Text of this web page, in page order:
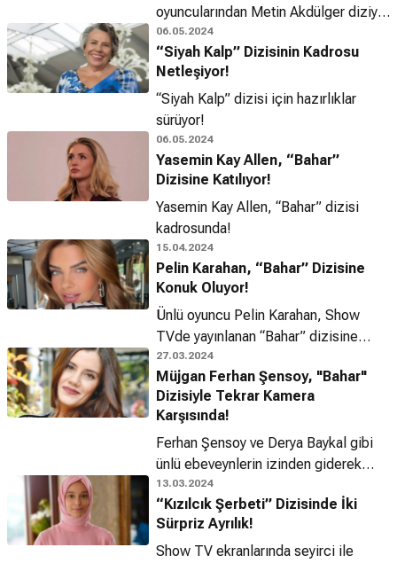
oyuncularından Metin Akdülger diziye
veda ediyor.
06.05.2024
“Siyah Kalp” Dizisinin Kadrosu
Netleşiyor!
“Siyah Kalp” dizisi için hazırlıklar
sürüyor!
06.05.2024
Yasemin Kay Allen, “Bahar”
Dizisine Katılıyor!
Yasemin Kay Allen, “Bahar” dizisi
kadrosunda!
15.04.2024
Pelin Karahan, “Bahar” Dizisine
Konuk Oluyor!
Ünlü oyuncu Pelin Karahan, Show
TVde yayınlanan “Bahar” dizisine
konuk olacak!
27.03.2024
Müjgan Ferhan Şensoy, "Bahar"
Dizisiyle Tekrar Kamera
Karşısında!
Ferhan Şensoy ve Derya Baykal gibi
ünlü ebeveynlerin izinden giderek
oyunculuk kariyerini seçen Müjgan
Ferhan Şensoy, uzun bir aranın
ardından "Bahar" dizisiyle setlere geri
döndü.
13.03.2024
“Kızılcık Şerbeti” Dizisinde İki
Sürpriz Ayrılık!
Show TV ekranlarında seyirci ile